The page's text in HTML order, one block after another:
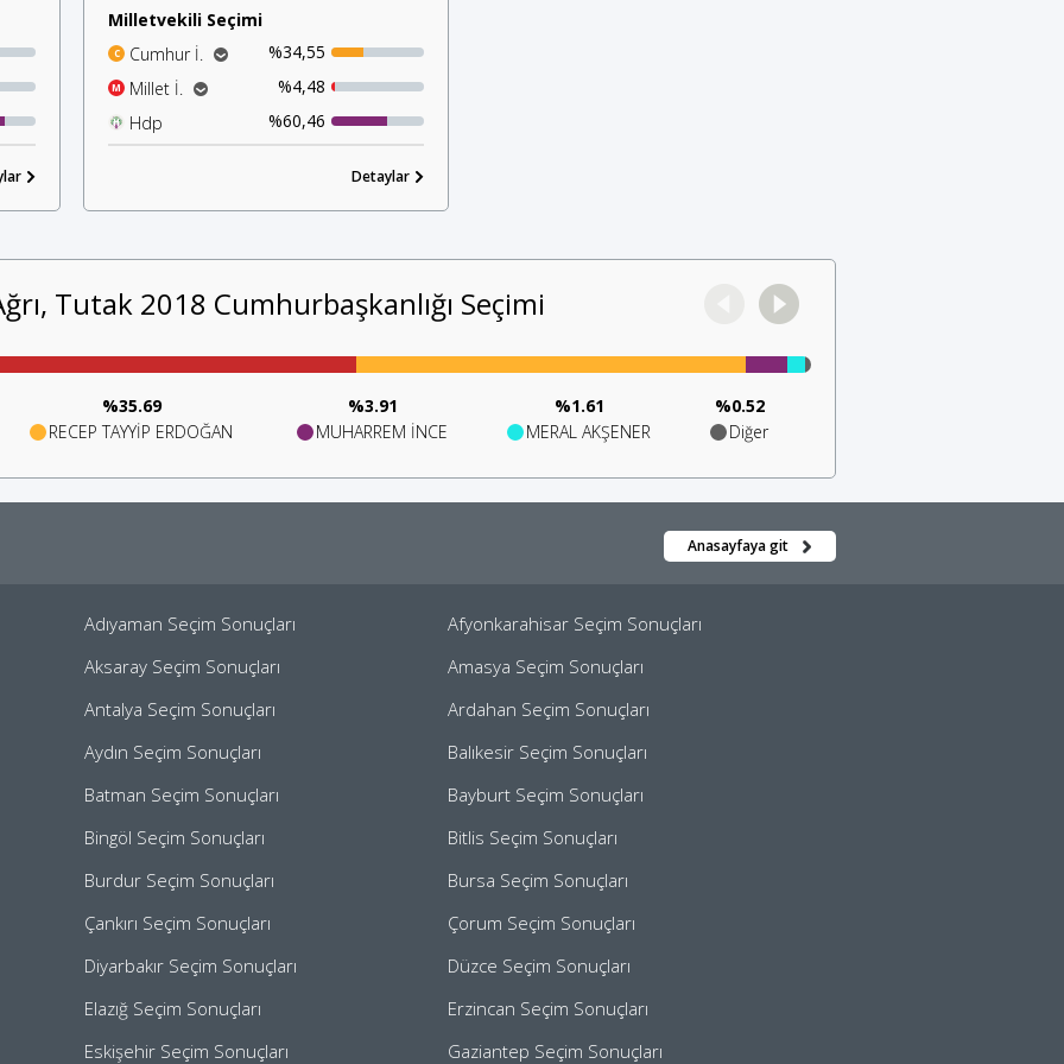
Milletvekili Seçimi
C Cumhur İ.
%34,55
Ak Parti
M Millet İ.
%4,48
Chp
%1,81
H Hdp %60,46
Detaylar
Tutak 2018 Cumhurbaşkanlığı Seçimi
%35.69
RECEP TAYYİP ERDOĞAN
%3.91
MUHARREM İNCE
%1.61
MERAL AKŞENER
%0.52
Diğer
Anasayfaya git
Adıyaman Seçim Sonuçları
Afyonkarahisar Seçim Sonuçları
Aksaray Seçim Sonuçları
Amasya Seçim Sonuçları
Antalya Seçim Sonuçları
Ardahan Seçim Sonuçları
Aydın Seçim Sonuçları
Balıkesir Seçim Sonuçları
Batman Seçim Sonuçları
Bayburt Seçim Sonuçları
Bingöl Seçim Sonuçları
Bitlis Seçim Sonuçları
Burdur Seçim Sonuçları
Bursa Seçim Sonuçları
Çankırı Seçim Sonuçları
Çorum Seçim Sonuçları
Diyarbakır Seçim Sonuçları
Düzce Seçim Sonuçları
Elazığ Seçim Sonuçları
Erzincan Seçim Sonuçları
Eskişehir Seçim Sonuçları Gaziantep Seçim Sonuçları